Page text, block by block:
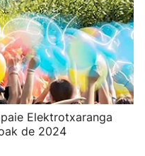
Elektrotxaranga
de 2024